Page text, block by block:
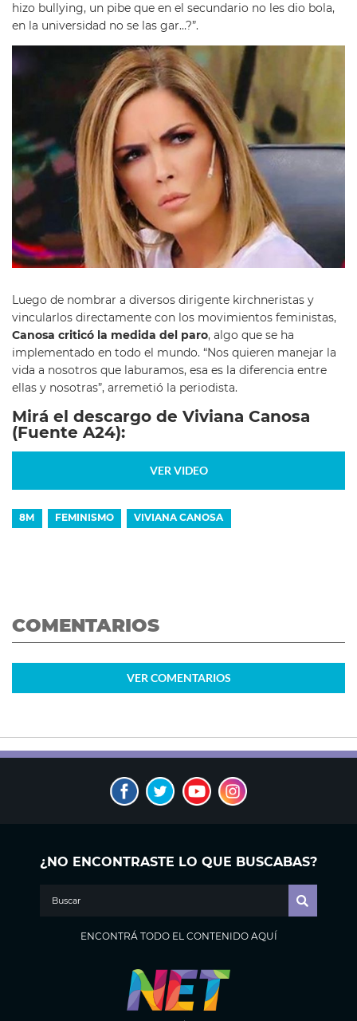
hizo bullying, un pibe que en el secundario no les dio bola,
en la universidad no se las gar…?”.
Luego de nombrar a diversos dirigente kirchneristas y
vincularlos directamente con los movimientos feministas,
Canosa criticó la medida del paro, algo que se ha
implementado en todo el mundo. “Nos quieren manejar la
vida a nosotros que laburamos, esa es la diferencia entre
ellas y nosotras”, arremetió la periodista.
Mirá el descargo de Viviana Canosa
(Fuente A24):
VER VIDEO
8M FEMINISMO VIVIANA CANOSA
COMENTARIOS
VER COMENTARIOS
¿NO ENCONTRASTE LO QUE BUSCABAS?
ENCONTRÁ TODO EL CONTENIDO AQUÍ